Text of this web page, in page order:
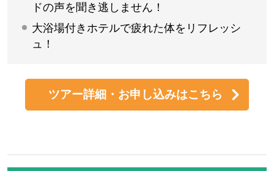
ドの声を聞き逃しません！
大浴場付きホテルで疲れた体をリフレッシ
ュ！
ツアー詳細・お申し込みはこちら